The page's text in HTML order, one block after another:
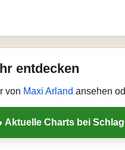
entdecken
von Maxi Arland ansehen
Aktuelle Charts bei